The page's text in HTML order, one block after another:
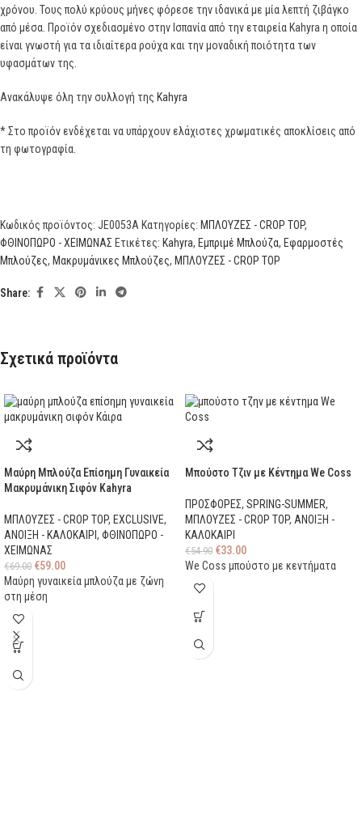
χρόνου. Τους πολύ κρύους μήνες φόρεσε την ιδανικά με μία λεπτή ζιβάγκο
από μέσα. Προϊόν σχεδιασμένο στην Ισπανία από την εταιρεία Kahyra η οποία
είναι γνωστή για τα ιδιαίτερα ρούχα και την μοναδική ποιότητα των
υφασμάτων της.
Ανακάλυψε όλη την συλλογή της Kahyra
* Στο προϊόν ενδέχεται να υπάρχουν ελάχιστες χρωματικές αποκλίσεις από
τη φωτογραφία.
Κωδικός προϊόντος: JE0053A Κατηγορίες: ΜΠΛΟΥΖΕΣ - CROP TOP,
ΦΘΙΝΟΠΩΡΟ - ΧΕΙΜΩΝΑΣ Ετικέτες: Kahyra, Εμπριμέ Μπλούζα, Εφαρμοστές
Μπλούζες, Μακρυμάνικες Μπλούζες, ΜΠΛΟΥΖΕΣ - CROP TOP
Share:
Σχετικά προϊόντα
Μαύρη Μπλούζα Επίσημη Γυναικεία
Μακρυμάνικη Σιφόν Kahyra
ΜΠΛΟΥΖΕΣ - CROP TOP, EXCLUSIVE,
ΑΝΟΙΞΗ - ΚΑΛΟΚΑΙΡΙ , ΦΘΙΝΟΠΩΡΟ -
ΧΕΙΜΩΝΑΣ
€69.00 €59.00
Μαύρη γυναικεία μπλούζα με ζώνη
στη μέση
Μπούστο Τζιν με Κέντημα We Coss
ΠΡΟΣΦΟΡΕΣ, SPRING-SUMMER,
ΜΠΛΟΥΖΕΣ - CROP TOP, ΑΝΟΙΞΗ -
ΚΑΛΟΚΑΙΡΙ
€54.90 €33.00
We Coss μπούστο με κεντήματα